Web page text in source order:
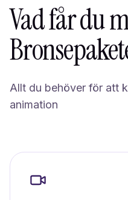
Vad får du
Allt du behöver för att
animation